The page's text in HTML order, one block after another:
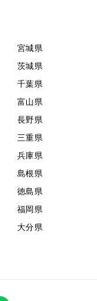
宮城県
茨城県
千葉県
富山県
長野県
三重県
兵庫県
島根県
徳島県
福岡県
大分県